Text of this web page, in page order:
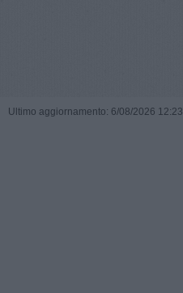
Ultimo aggiornamento: 6/08/2026 12:23 |